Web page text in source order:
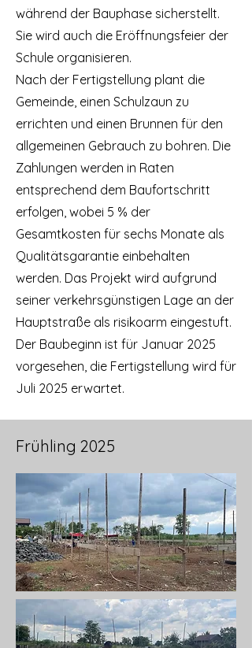
während der Bauphase sicherstellt.
Sie wird auch die Eröffnungsfeier der
Schule organisieren.
Nach der Fertigstellung plant die
Gemeinde, einen Schulzaun zu
errichten und einen Brunnen für den
allgemeinen Gebrauch zu bohren. Die
Zahlungen werden in Raten
entsprechend dem Baufortschritt
erfolgen, wobei 5 % der
Gesamtkosten für sechs Monate als
Qualitätsgarantie einbehalten
werden. Das Projekt wird aufgrund
seiner verkehrsgünstigen Lage an der
Hauptstraße als risikoarm eingestuft.
Der Baubeginn ist für Januar 2025
vorgesehen, die Fertigstellung wird für
Juli 2025 erwartet.
Frühling 2025